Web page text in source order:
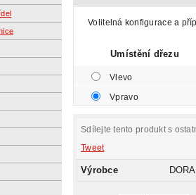
Volitelná konfigurace a
Umístění dřezu
Vlevo
Vpravo
Sdílejte tento produkt s
Tweet
Výrobce